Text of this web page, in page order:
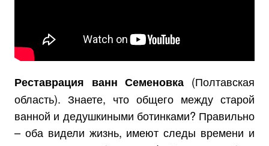
Реставрация ванн Семеновка (Полтавская
область). Знаете, что общего между старой
ванной и дедушкиными ботинками? Правильно
– оба видели жизнь, имеют следы времени и